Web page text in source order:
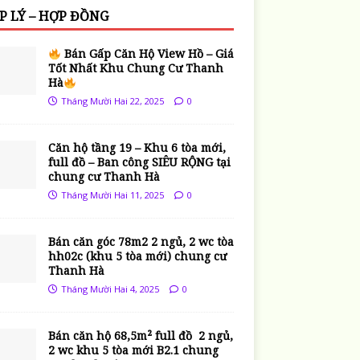
LÝ – HỢP ĐỒNG
Bán Gấp Căn Hộ View Hồ – Giá
Tốt Nhất Khu Chung Cư Thanh
Hà
Tháng Mười Hai 22, 2025 0
Căn hộ tầng 19 – Khu 6 tòa mới,
full đồ – Ban công SIÊU RỘNG tại
chung cư Thanh Hà
Tháng Mười Hai 11, 2025 0
Bán căn góc 78m2 2 ngủ, 2 wc tòa
hh02c (khu 5 tòa mới) chung cư
Thanh Hà
Tháng Mười Hai 4, 2025 0
Bán căn hộ 68,5m² full đồ 2 ngủ,
2 wc khu 5 tòa mới B2.1 chung